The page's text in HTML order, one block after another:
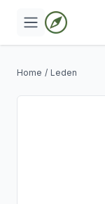
Home / Leden